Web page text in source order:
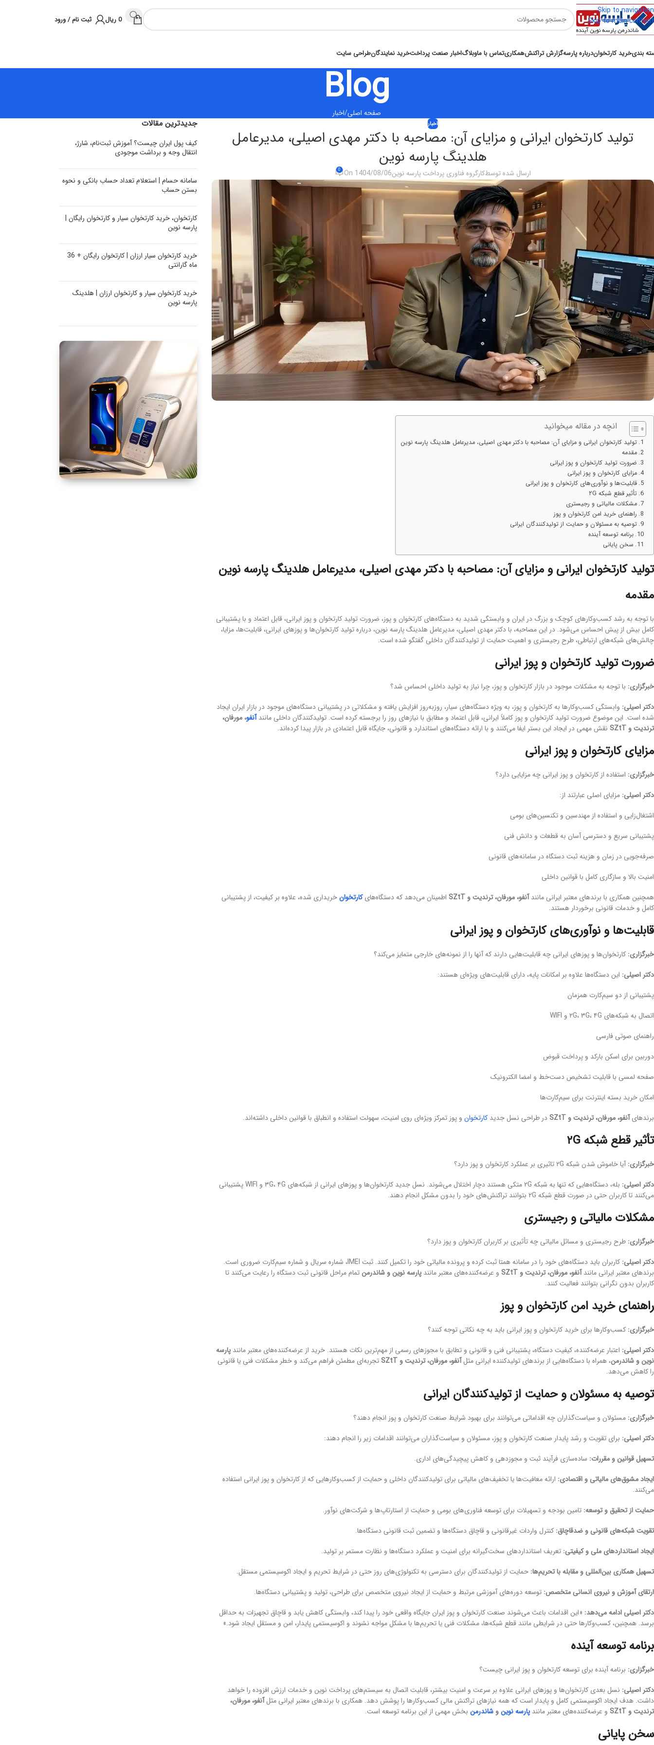
Skip to navigation
Skip to main content
0ریال ثبت نام / ورود
بندیخرید کارتخواندرباره پارسهگزارش تراکنشهمکاریتماس با ماوبلاگاخبار صنعت پرداختخرید نمایندگانطراحی سایت
Blog
صفحه اصلی اخبار
اخبار
تولید کارتخوان ایرانی و مزایای آن: مصاحبه با دکتر مهدی اصیلی، مدیرعامل
هلدینگ پارسه نوین
ارسال شده توسطکارگروه فناوری پرداخت پارسه نوینOn 1404/08/06
0
انچه در مقاله میخوانید
تولید کارتخوان ایرانی و مزایای آن: مصاحبه با دکتر مهدی اصیلی، مدیرعامل هلدینگ پارسه نوین
مقدمه
ضرورت تولید کارتخوان و پوز ایرانی
مزایای کارتخوان و پوز ایرانی
قابلیت‌ها و نوآوری‌های کارتخوان و پوز ایرانی
تأثیر قطع شبکه ۲G
مشکلات مالیاتی و رجیستری
راهنمای خرید امن کارتخوان و پوز
توصیه به مسئولان و حمایت از تولیدکنندگان ایرانی
برنامه توسعه آینده
سخن پایانی
تولید کارتخوان ایرانی و مزایای آن: مصاحبه با دکتر مهدی اصیلی، مدیرعامل هلدینگ پارسه نوین
مقدمه
با توجه به رشد کسب‌وکارهای کوچک و بزرگ در ایران و وابستگی شدید به دستگاه‌های کارتخوان و پوز، ضرورت تولید کارتخوان و پوز ایرانی، قابل اعتماد و با پشتیبانی
کامل بیش از پیش احساس می‌شود. در این مصاحبه، با دکتر مهدی اصیلی، مدیرعامل هلدینگ پارسه نوین، درباره تولید کارتخوان‌ها و پوزهای ایرانی، قابلیت‌ها، مزایا،
چالش‌های شبکه‌های ارتباطی، طرح رجیستری و اهمیت حمایت از تولیدکنندگان داخلی گفتگو شده است.
ضرورت تولید کارتخوان و پوز ایرانی
خبرگزاری: با توجه به مشکلات موجود در بازار کارتخوان و پوز، چرا نیاز به تولید داخلی احساس شد؟
دکتر اصیلی: وابستگی کسب‌وکارها به کارتخوان و پوز، به ویژه دستگاه‌های سیار، روزبه‌روز افزایش یافته و مشکلاتی در پشتیبانی دستگاه‌های موجود در بازار ایران ایجاد
شده است. این موضوع ضرورت تولید کارتخوان و پوز کاملاً ایرانی، قابل اعتماد و مطابق با نیازهای روز را برجسته کرده است. تولیدکنندگان داخلی مانندآنفو، مورفان،
ترندیت و SZtT
نقش مهمی در ایجاد این بستر ایفا می‌کنند و با ارائه دستگاه‌های استاندارد و قانونی، جایگاه قابل اعتمادی در بازار پیدا کرده‌اند.
مزایای کارتخوان و پوز ایرانی
خبرگزاری: استفاده از کارتخوان و پوز ایرانی چه مزایایی دارد؟
دکتر اصیلی: مزایای اصلی عبارتند از:
اشتغال‌زایی و استفاده از مهندسین و تکنسین‌های بومی
پشتیبانی سریع و دسترسی آسان به قطعات و دانش فنی
صرفه‌جویی در زمان و هزینه ثبت دستگاه در سامانه‌های قانونی
امنیت بالا و سازگاری کامل با قوانین داخلی
همچنین همکاری با برندهای معتبر ایرانی مانندآنفو، مورفان، ترندیت و SZtT اطمینان می‌دهد که دستگاه‌هایکارتخوانخریداری شده، علاوه بر کیفیت، از پشتیبانی
کامل و خدمات قانونی برخوردار هستند.
قابلیت‌ها و نوآوری‌های کارتخوان و پوز ایرانی
خبرگزاری: کارتخوان‌ها و پوزهای ایرانی چه قابلیت‌هایی دارند که آنها را از نمونه‌های خارجی متمایز می‌کند؟
دکتر اصیلی: این دستگاه‌ها علاوه بر امکانات پایه، دارای قابلیت‌های ویژه‌ای هستند:
پشتیبانی از دو سیم‌کارت همزمان
اتصال به شبکه‌های ۲G، ۳G، ۴G و WIFI
راهنمای صوتی فارسی
دوربین برای اسکن بارکد و پرداخت قبوض
صفحه لمسی با قابلیت تشخیص دست‌خط و امضا الکترونیک
امکان خرید بسته اینترنت برای سیم‌کارت‌ها
برندهایآنفو، مورفان، ترندیت و SZtT در طراحی نسل جدید کارتخوان و پوز تمرکز ویژه‌ای روی امنیت، سهولت استفاده و انطباق با قوانین داخلی داشته‌اند.
تأثیر قطع شبکه ۲G
خبرگزاری:آیا خاموش شدن شبکه ۲G تاثیری بر عملکرد کارتخوان و پوز دارد؟
دکتر اصیلی:
بله، دستگاه‌هایی که تنها به شبکه ۲G متکی هستند دچار اختلال می‌شوند. نسل جدید کارتخوان‌ها و پوزهای ایرانی از شبکه‌های ۳G، ۴G و WIFI پشتیبانی
می‌کنند تا کاربران حتی در صورت قطع شبکه ۲G بتوانند تراکنش‌های خود را بدون مشکل انجام دهند.
مشکلات مالیاتی و رجیستری
خبرگزاری: طرح رجیستری و مسائل مالیاتی چه تأثیری بر کاربران کارتخوان و پوز دارد؟
دکتر اصیلی:
کاربران باید دستگاه‌های خود را در سامانه همتا ثبت کرده و پرونده مالیاتی خود را تکمیل کنند. ثبت IMEI، شماره سریال و شماره سیم‌کارت ضروری است.
برندهای معتبر ایرانی مانندآنفو، مورفان، ترندیت و SZtT و عرضه‌کننده‌های معتبر مانند پارسه نوین و شاندرمن تمام مراحل قانونی ثبت دستگاه را رعایت می‌کنند تا
کاربران بدون نگرانی بتوانند فعالیت کنند.
راهنمای خرید امن کارتخوان و پوز
خبرگزاری: کسب‌وکارها برای خرید کارتخوان و پوز ایرانی باید به چه نکاتی توجه کنند؟
دکتر اصیلی: اعتبار عرضه‌کننده، کیفیت دستگاه، پشتیبانی فنی و قانونی و تطابق با مجوزهای رسمی از مهم‌ترین نکات هستند. خرید از عرضه‌کننده‌های معتبر مانند پارسه
نوین و شاندرمن، همراه با دستگاه‌هایی از برندهای تولیدکننده ایرانی مثلآنفو، مورفان، ترندیت و SZtT
تجربه‌ای مطمئن فراهم می‌کند و خطر مشکلات فنی یا قانونی
را کاهش می‌دهد.
توصیه به مسئولان و حمایت از تولیدکنندگان ایرانی
خبرگزاری: مسئولان و سیاست‌گذاران چه اقداماتی می‌توانند برای بهبود شرایط صنعت کارتخوان و پوز انجام دهند؟
دکتر اصیلی: برای تقویت و رشد پایدار صنعت کارتخوان و پوز، مسئولان و سیاست‌گذاران می‌توانند اقدامات زیر را انجام دهند:
تسهیل قوانین و مقررات: ساده‌سازی فرآیند ثبت و مجوزدهی و کاهش پیچیدگی‌های اداری.
ایجاد مشوق‌های مالیاتی و اقتصادی: ارائه معافیت‌ها یا تخفیف‌های مالیاتی برای تولیدکنندگان داخلی و حمایت از کسب‌وکارهایی که از کارتخوان و پوز ایرانی استفاده
می‌کنند.
حمایت از تحقیق و توسعه: تامین بودجه و تسهیلات برای توسعه فناوری‌های بومی و حمایت از استارتاپ‌ها و شرکت‌های نوآور.
تقویت شبکه‌های قانونی و ضدقاچاق: کنترل واردات غیرقانونی و قاچاق دستگاه‌ها و تضمین ثبت قانونی دستگاه‌ها.
ایجاد استانداردهای ملی و کیفیتی: تعریف استانداردهای سخت‌گیرانه برای امنیت و عملکرد دستگاه‌ها و نظارت مستمر بر تولید.
تسهیل همکاری بین‌المللی و مقابله با تحریم‌ها: حمایت از تولیدکنندگان برای دسترسی به تکنولوژی‌های روز حتی در شرایط تحریم و ایجاد اکوسیستمی مستقل.
ارتقای آموزش و نیروی انسانی متخصص: توسعه دوره‌های آموزشی مرتبط و حمایت از ایجاد نیروی متخصص برای طراحی، تولید و پشتیبانی دستگاه‌ها.
دکتر اصیلی ادامه می‌دهد: «این اقدامات باعث می‌شوند صنعت کارتخوان و پوز ایران جایگاه واقعی خود را پیدا کند، وابستگی کاهش یابد و قاچاق تجهیزات به حداقل
برسد. همچنین، کسب‌وکارها حتی در شرایطی مانند قطع شبکه‌ها، مشکلات فنی یا تحریم‌ها با مشکل مواجه نشوند و اکوسیستمی پایدار، امن و مستقل ایجاد شود.»
برنامه توسعه آینده
خبرگزاری: برنامه آینده برای توسعه کارتخوان و پوز ایرانی چیست؟
دکتر اصیلی: نسل بعدی کارتخوان‌ها و پوزهای ایرانی علاوه بر سرعت و امنیت بیشتر، قابلیت اتصال به سیستم‌های پرداخت نوین و خدمات ارزش افزوده را خواهد
داشت. هدف ایجاد اکوسیستمی کامل و پایدار است که همه نیازهای تراکنش مالی کسب‌وکارها را پوشش دهد. همکاری با برندهای معتبر ایرانی مثلآنفو، مورفان،
ترندیت و SZtT
و عرضه‌کننده‌های معتبر مانند پارسه نوینوشاندرمن بخش مهمی از این برنامه توسعه است.
سخن پایانی
جدیدترین مقالات
کیف پول ایران چیست؟ آموزش ثبت‌نام، شارژ،
انتقال وجه و برداشت موجودی
سامانه حسام | استعلام تعداد حساب بانکی و نحوه
بستن حساب
کارتخوان، خرید کارتخوان سیار و کارتخوان رایگان |
پارسه نوین
خرید کارتخوان سیار ارزان | کارتخوان رایگان + 36
ماه گارانتی
خرید کارتخوان سیار و کارتخوان ارزان | هلدینگ
پارسه نوین